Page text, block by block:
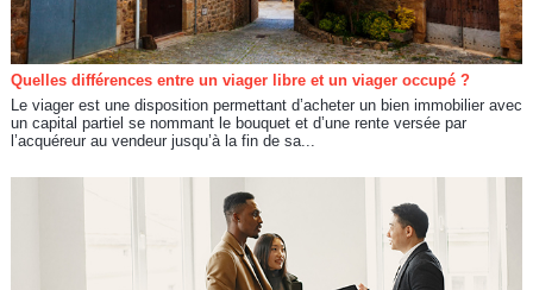
Quelles différences entre un viager libre et un viager occupé ?
Le viager est une disposition permettant d’acheter un bien immobilier avec
un capital partiel se nommant le bouquet et d’une rente versée par
l’acquéreur au vendeur jusqu’à la fin de sa...